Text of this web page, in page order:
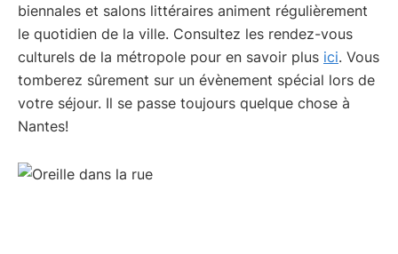
biennales et salons littéraires animent régulièrement
le quotidien de la ville. Consultez les rendez-vous
culturels de la métropole pour en savoir plus ici. Vous
tomberez sûrement sur un évènement spécial lors de
votre séjour. Il se passe toujours quelque chose à
Nantes!